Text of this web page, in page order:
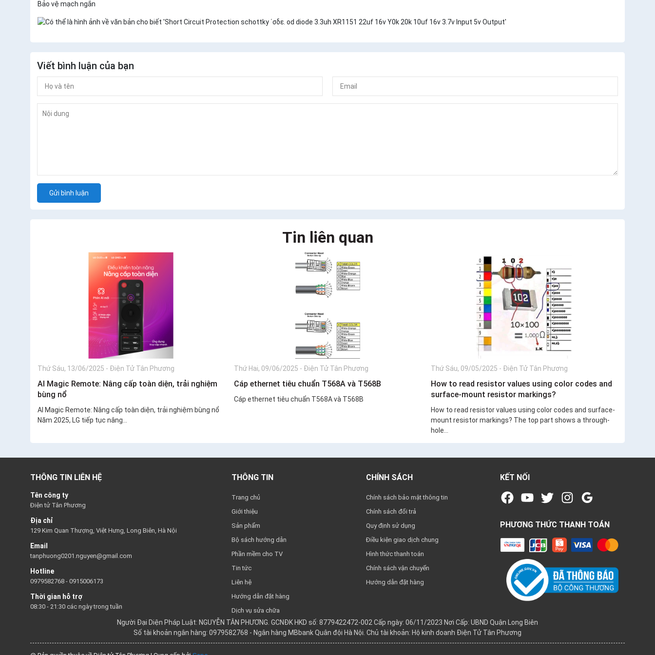
Bảo vệ mạch ngắn
Viết bình luận của bạn
Gửi bình luận
Tin liên quan
Thứ Sáu, 13/06/2025 - Điện Tử Tân Phương
AI Magic Remote: Nâng cấp toàn diện, trải nghiệm
bùng nổ
AI Magic Remote: Nâng cấp toàn diện, trải nghiệm bùng nổ
Năm 2025, LG tiếp tục nâng...
Thứ Hai, 09/06/2025 - Điện Tử Tân Phương
Cáp ethernet tiêu chuẩn T568A và T568B
Cáp ethernet tiêu chuẩn T568A và T568B
Thứ Sáu, 09/05/2025 - Điện Tử Tân Phương
How to read resistor values using color codes and
surface-mount resistor markings?
How to read resistor values using color codes and surface-
mount resistor markings? The top part shows a through-
hole...
THÔNG TIN LIÊN HỆ
Tên công ty
Điện tử Tân Phương
Địa chỉ
129 Kim Quan Thượng, Việt Hưng, Long Biên, Hà Nội
Email
tanphuong0201.nguyen@gmail.com
Hotline
0979582768 - 0915006173
Thời gian hỗ trợ
08:30 - 21:30 các ngày trong tuần
THÔNG TIN
Trang chủ
Giới thiệu
Sản phẩm
Bộ sách hướng dẫn
Phần mềm cho TV
Tin tức
Liên hệ
Hướng dẫn đặt hàng
Dịch vụ sửa chữa
CHÍNH SÁCH
Chính sách bảo mật thông tin
Chính sách đổi trả
Quy định sử dụng
Điều kiện giao dịch chung
Hình thức thanh toán
Chính sách vận chuyển
Hướng dẫn đặt hàng
KẾT NỐI
PHƯƠNG THỨC THANH TOÁN
Người Đại Diện Pháp Luật: NGUYỄN TÂN PHƯƠNG. GCNĐK HKD số: 8779422472-002 Cấp ngày: 06/11/2023 Nơi Cấp: UBND Quận Long Biên
Số tài khoản ngân hàng: 0979582768 - Ngân hàng MBbank Quân đội Hà Nội. Chủ tài khoản: Hộ kinh doanh Điện Tử Tân Phương